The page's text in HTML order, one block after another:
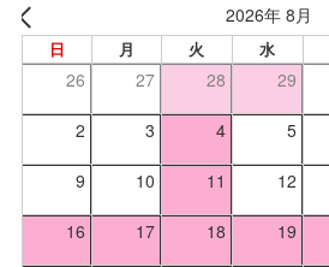
2026年 8月
日 月 火 水
26 27 28 29
2 3 4 5
9 10 11 12
16 17 18 19